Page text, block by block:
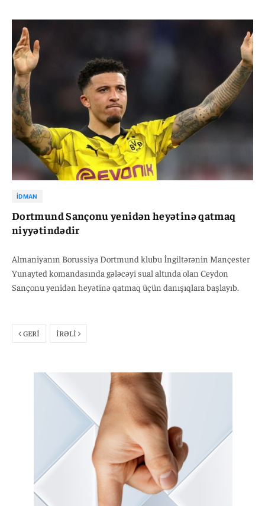
İDMAN
Dortmund Sançonu yenidən heyətinə qatmaq
niyyətindədir
Almaniyanın Borussiya Dortmund klubu İngiltərənin Mançester
Yunayted komandasında gələcəyi sual altında olan Ceydon
Sançonu yenidən heyətinə qatmaq üçün danışıqlara başlayıb.
GERİ İRƏLİ